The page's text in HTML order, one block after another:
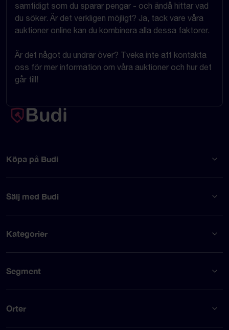
samtidigt som du sparar pengar - och ändå hittar vad
du söker. Är det verkligen möjligt? Ja, tack vare våra
auktioner online kan du kombinera alla dessa faktorer.
Är det något du undrar över? Tveka inte att kontakta
oss för mer information om våra auktioner och hur det
går till!
Köpa på Budi
Sälj med Budi
Kategorier
Segment
Orter